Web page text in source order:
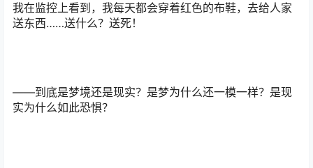
我在监控上看到，我每天都会穿着红色的布鞋，去给人家
送东西……送什么？送死！
——到底是梦境还是现实？是梦为什么还一模一样？是现
实为什么如此恐惧？